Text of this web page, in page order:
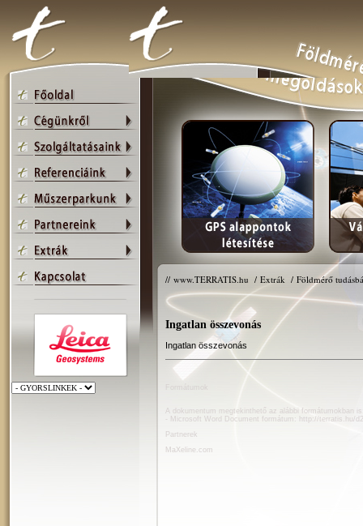
// www.TERRATIS.hu / Extrák / Földmérő
Ingatlan összevonás
Ingatlan összevonás
A dokumentum megtekinthető az alábbi formátumokban
- Microsoft Word Document formátum:
http://terratis.hu/
Partnerek
MaXeline.com